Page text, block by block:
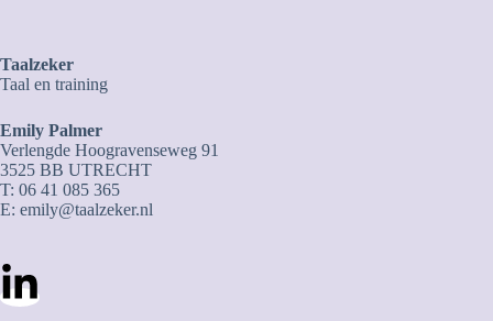
Taalzeker
Taal en training
Emily Palmer
Verlengde Hoogravenseweg 91
3525 BB UTRECHT
T: 06 41 085 365
E: emily@taalzeker.nl